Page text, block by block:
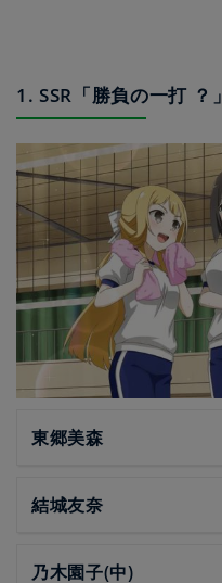
1. SSR「勝負の一打 ？」
東郷美森
結城友奈
乃木園子(中)